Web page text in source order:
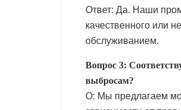
Ответ: Да. Наши
качественного или
обслуживанием.
Вопрос 3:
выбросам?
О: Мы предлагаем